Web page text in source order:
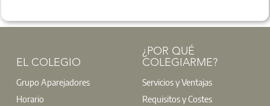
EL COLEGIO
Grupo Aparejadores
Horario
¿POR QUÉ
COLEGIARME?
Servicios y Ventajas
Requisitos y Costes